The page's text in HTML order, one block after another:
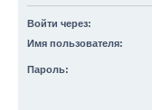
Войти через:
Имя пользователя:
Пароль: